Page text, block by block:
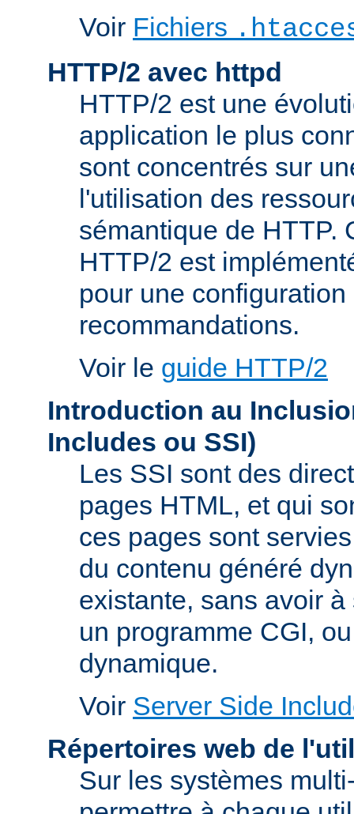
Voir Fichiers
HTTP/2 avec httpd
HTTP/2 est une
application le plus
sont concentrés sur
l'utilisation des
sémantique de HTTP.
HTTP/2 est
pour une
recommandations.
Voir le guide HTTP/2
Introduction au
Includes ou SSI)
Les SSI sont des
pages HTML, et qui
ces pages sont
du contenu généré
existante, sans avoir
un programme CGI,
dynamique.
Voir Server Side
Répertoires web de
Sur les systèmes